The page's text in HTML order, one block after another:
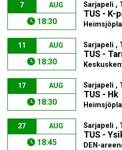
7 AUG
18:30
Sarjapeli ,
TUS - K-
11 AUG
18:30
Sarjapeli ,
TUS -
17 AUG
18:30
Sarjapeli ,
TUS - Hk
27 AUG
18:45
Sarjapeli ,
TUS -
DEN-